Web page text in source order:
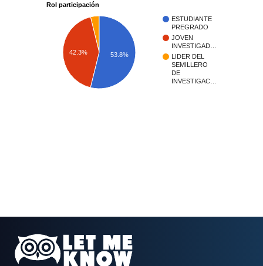
Rol participación
ESTUDIANTE
PREGRADO
JOVEN
INVESTIGAD…
LIDER DEL
SEMILLERO
DE
INVESTIGAC…
42.3% 53.8%